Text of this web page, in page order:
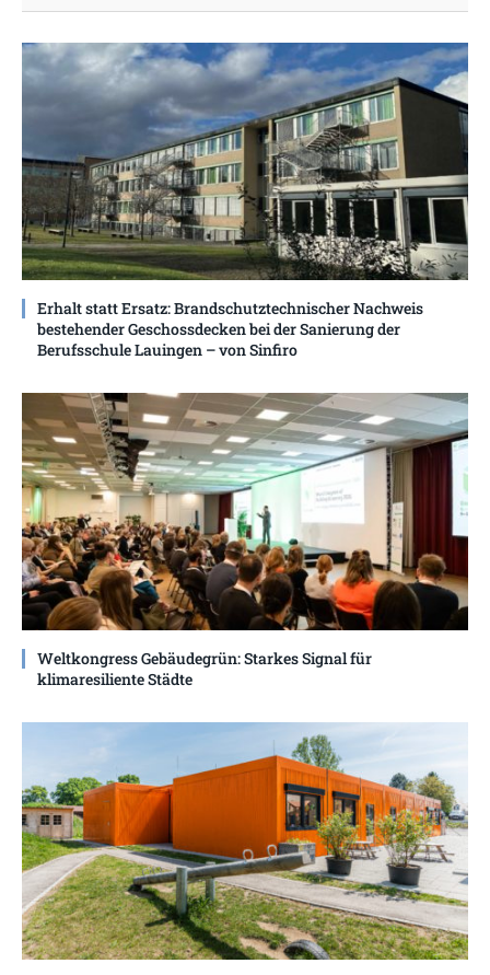
Erhalt statt Ersatz: Brandschutztechnischer Nachweis
bestehender Geschossdecken bei der Sanierung der
Berufsschule Lauingen – von Sinfiro
Weltkongress Gebäudegrün: Starkes Signal für
klimaresiliente Städte